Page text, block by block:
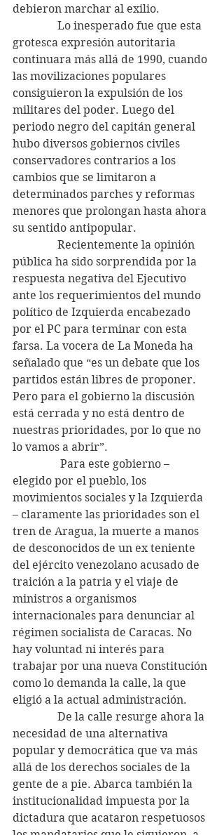
debieron marchar al exilio.
Lo inesperado fue que esta
grotesca expresión autoritaria
continuara más allá de 1990, cuando
las movilizaciones populares
consiguieron la expulsión de los
militares del poder. Luego del
periodo negro del capitán general
hubo diversos gobiernos civiles
conservadores contrarios a los
cambios que se limitaron a
determinados parches y reformas
menores que prolongan hasta ahora
su sentido antipopular.
Recientemente la opinión
pública ha sido sorprendida por la
respuesta negativa del Ejecutivo
ante los requerimientos del mundo
político de Izquierda encabezado
por el PC para terminar con esta
farsa. La vocera de La Moneda ha
señalado que “es un debate que los
partidos están libres de proponer.
Pero para el gobierno la discusión
está cerrada y no está dentro de
nuestras prioridades, por lo que no
lo vamos a abrir”.
Para este gobierno –
elegido por el pueblo, los
movimientos sociales y la Izquierda
– claramente las prioridades son el
tren de Aragua, la muerte a manos
de desconocidos de un ex teniente
del ejército venezolano acusado de
traición a la patria y el viaje de
ministros a organismos
internacionales para denunciar al
régimen socialista de Caracas. No
hay voluntad ni interés para
trabajar por una nueva Constitución
como lo demanda la calle, la que
eligió a la actual administración.
De la calle resurge ahora la
necesidad de una alternativa
popular y democrática que va más
allá de los derechos sociales de la
gente de a pie. Abarca también la
institucionalidad impuesta por la
dictadura que acataron respetuosos